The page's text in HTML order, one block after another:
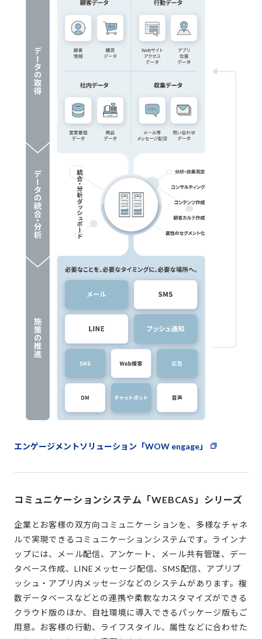
エンゲージメントソリューション「WOW engage」
コミュニケーションシステム「WEBCAS」シリーズ
企業とお客様の双方向コミュニケーションを、多様なチャネ
ルで実現できるコミュニケーションシステムです。ラインナ
ップには、メール配信、アンケート、メール共有管理、デー
タベース作成、LINEメッセージ配信、SMS配信、アプリプ
ッシュ・アプリ内メッセージなどのシステムがあります。複
数データベースなどとの連携や柔軟なカスタマイズができる
クラウド版のほか、自社環境に導入できるパッケージ版もご
用意。お客様の行動、ライフスタイル、属性などに合わせた